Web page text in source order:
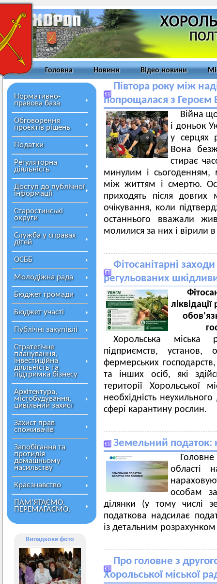
Головна Новини Відео новини
Нормативно-
правова база
Обговорення
проєктів рішень
Податки
Регуляторна
діяльність
Доступ до публічної
інформації
Старостинські
округи
Служба у справах
дітей
ОСББ
Молодіжна рада
Бюджет громади
Бюджет участі
Публічні закупівлі
Стратегічне
планування,
інвестиційна
діяльність та
підтримка бізнесу
Архітектура,
містобудування,
цивільний захист
Захист прав
споживачів
Запобігання та
протидія
домашньому
насильству
Краєзнавство
ПАМ’ЯТАЄМО.
ПЕРЕМАГАЄМО.
Випадкове фото
Півтора року між
попрощалася з Героєм
Війна
і доньок
у серцях
Вона
стирає
минулим і сьогоденням,
між життям і смертю.
приходять після довгих
очікування, коли
останнього вважали
молилися за них і вірили
Фітосанітарні заходи
регульованих
Хорольська міська
підприємств, установ,
фермерських
та інших осіб, які
території Хорольської
необхідність
сфері карантину рослин.
Земельний податок:
області
особам
ділянки (у тому числі
податкова надсилає
із детальним
Про головне з
Хорольської міської